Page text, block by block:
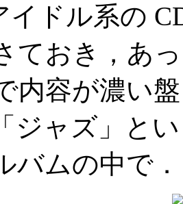
イドル系の
ておき，あ
内容が濃い
ジャズ」と
バムの中で．